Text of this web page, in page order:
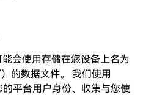
会使用存储在您设备上名为
的数据文件。 我们使用
平台用户身份、收集与您使